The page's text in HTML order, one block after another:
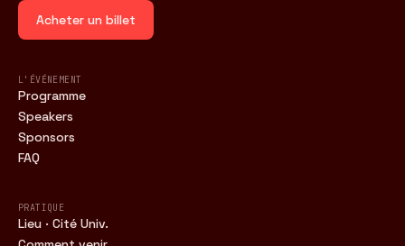
Acheter un billet
L'ÉVÉNEMENT
Programme
Speakers
Sponsors
FAQ
PRATIQUE
Lieu · Cité Univ.